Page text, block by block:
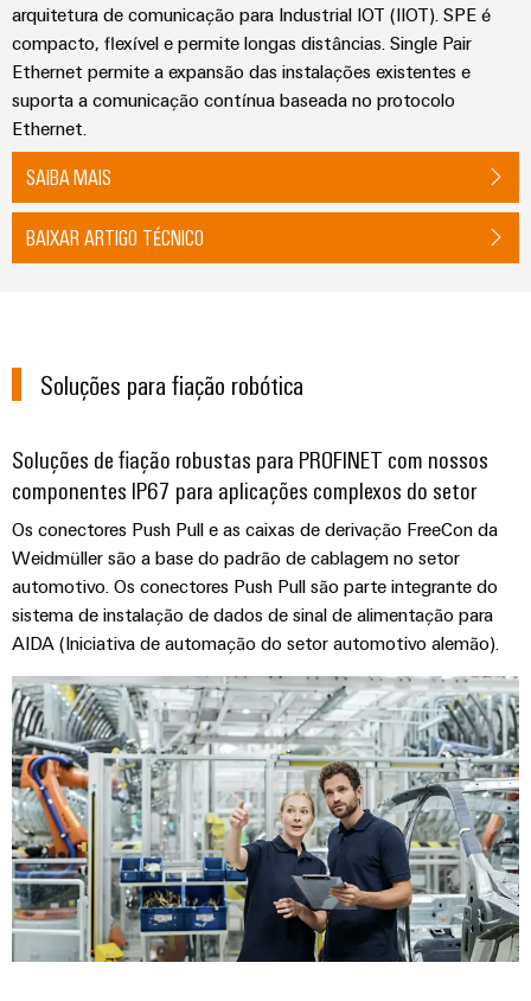
arquitetura de comunicação para Industrial IOT (IIOT). SPE é
compacto, flexível e permite longas distâncias. Single Pair
Ethernet permite a expansão das instalações existentes e
suporta a comunicação contínua baseada no protocolo
Ethernet.
SAIBA MAIS
BAIXAR ARTIGO TÉCNICO
Soluções para fiação robótica
Soluções de fiação robustas para PROFINET com nossos
componentes IP67 para aplicações complexos do setor
Os conectores Push Pull e as caixas de derivação FreeCon da
Weidmüller são a base do padrão de cablagem no setor
automotivo. Os conectores Push Pull são parte integrante do
sistema de instalação de dados de sinal de alimentação para
AIDA (Iniciativa de automação do setor automotivo alemão).